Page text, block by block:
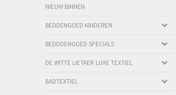
NIEUW BINNEN
BEDDENGOED KINDEREN
BEDDDENGOED SPECIALS
DE WITTE LIETAER LUXE TEXTIEL
BADTEXTIEL